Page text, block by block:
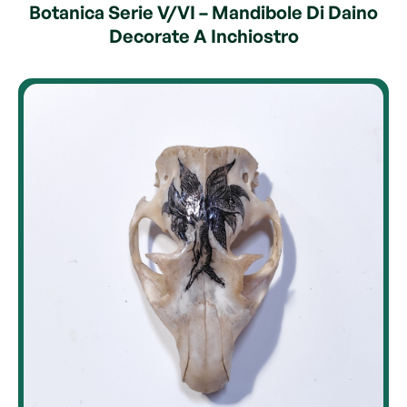
Botanica Serie V/VI – Mandibole Di Daino
Decorate A Inchiostro